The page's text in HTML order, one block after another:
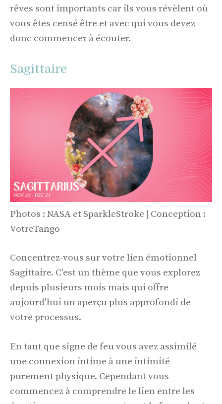
rêves sont importants car ils vous révèlent où
vous êtes censé être et avec qui vous devez
donc commencer à écouter.
Sagittaire
Photos : NASA et SparkleStroke | Conception :
VotreTango
Concentrez-vous sur votre lien émotionnel
Sagittaire. C'est un thème que vous explorez
depuis plusieurs mois mais qui offre
aujourd'hui un aperçu plus approfondi de
votre processus.
En tant que signe de feu vous avez assimilé
une connexion intime à une intimité
purement physique. Cependant vous
commencez à comprendre le lien entre les